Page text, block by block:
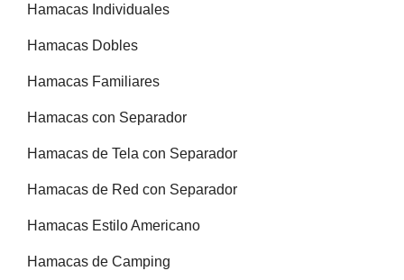
Hamacas Individuales
Hamacas Dobles
Hamacas Familiares
Hamacas con Separador
Hamacas de Tela con Separador
Hamacas de Red con Separador
Hamacas Estilo Americano
Hamacas de Camping